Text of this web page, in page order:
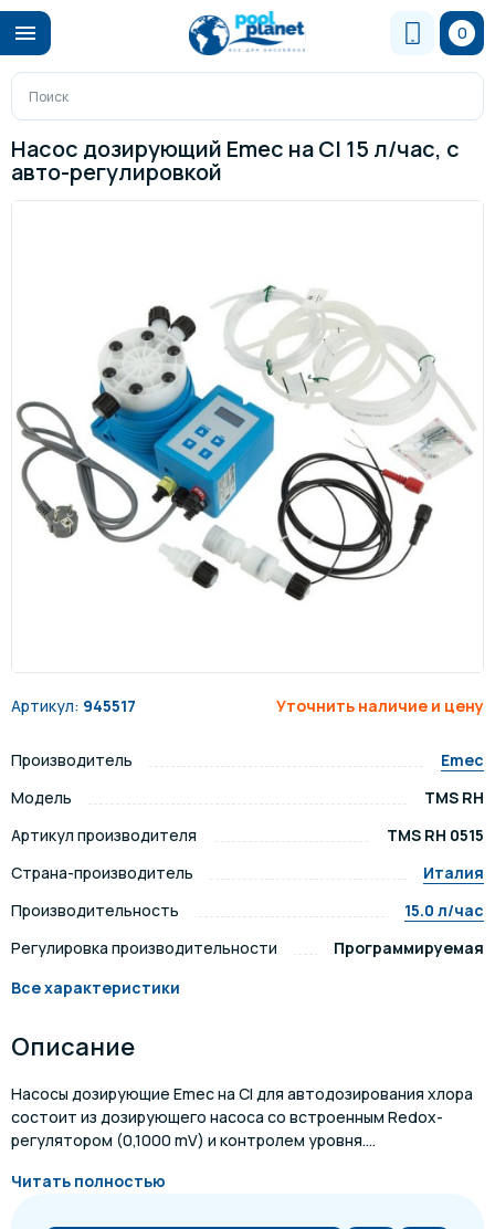
0
Насос дозирующий Emec на Cl 15 л/час, c
авто-регулировкой
Артикул: 945517 Уточнить наличие и цену
Производитель
Emec
Модель
TMS RH
Артикул производителя
TMS RH 0515
Страна-производитель
Италия
Производительность
15.0 л/час
Регулировка производительности
Программируемая
Все характеристики
Описание
Насосы дозирующие Emec на Cl для автодозирования хлора
состоит из дозирующего насоса со встроенным Redox-
регулятором (0,1000 mV) и контролем уровня....
Читать полностью